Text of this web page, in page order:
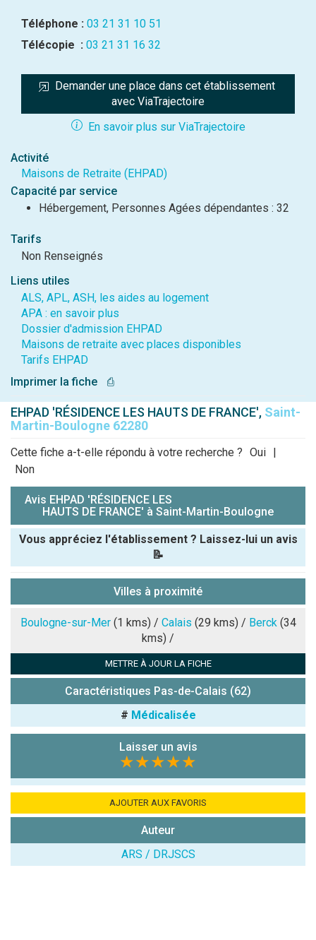
Téléphone : 03 21 31 10 51
Télécopie : 03 21 31 16 32
Demander une place dans cet établissement
avec ViaTrajectoire
En savoir plus sur ViaTrajectoire
Activité
Maisons de Retraite (EHPAD)
Capacité par service
Hébergement, Personnes Agées dépendantes : 32
Tarifs
Non Renseignés
Liens utiles
ALS, APL, ASH, les aides au logement
APA : en savoir plus
Dossier d'admission EHPAD
Maisons de retraite avec places disponibles
Tarifs EHPAD
Imprimer la fiche
⎙
EHPAD 'RÉSIDENCE LES HAUTS DE FRANCE', Saint-
Martin-Boulogne 62280
Cette fiche a-t-elle répondu à votre recherche ? Oui |
Non
Avis EHPAD 'RÉSIDENCE LES
HAUTS DE FRANCE' à Saint-Martin-Boulogne
Vous appréciez l'établissement ? Laissez-lui un avis
📝
Note que vous souhaitez attribuer :
Antispam -
chiffres) :
Avis sur
(En cliquant sur 'Valider', j'accepte que mon avis
Villes à proximité
Boulogne-sur-Mer(1 kms) / Calais (29 kms) / Berck(34
kms) /
METTRE À JOUR LA FICHE
Caractéristiques Pas-de-Calais (62)
# Médicalisée
Laisser un avis
★★★★★
AJOUTER AUX FAVORIS
Auteur
ARS / DRJSCS